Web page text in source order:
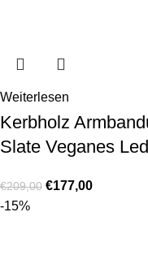
Weiterlesen
Kerbholz
Slate Veganes
€209,00 €177,00
-15%